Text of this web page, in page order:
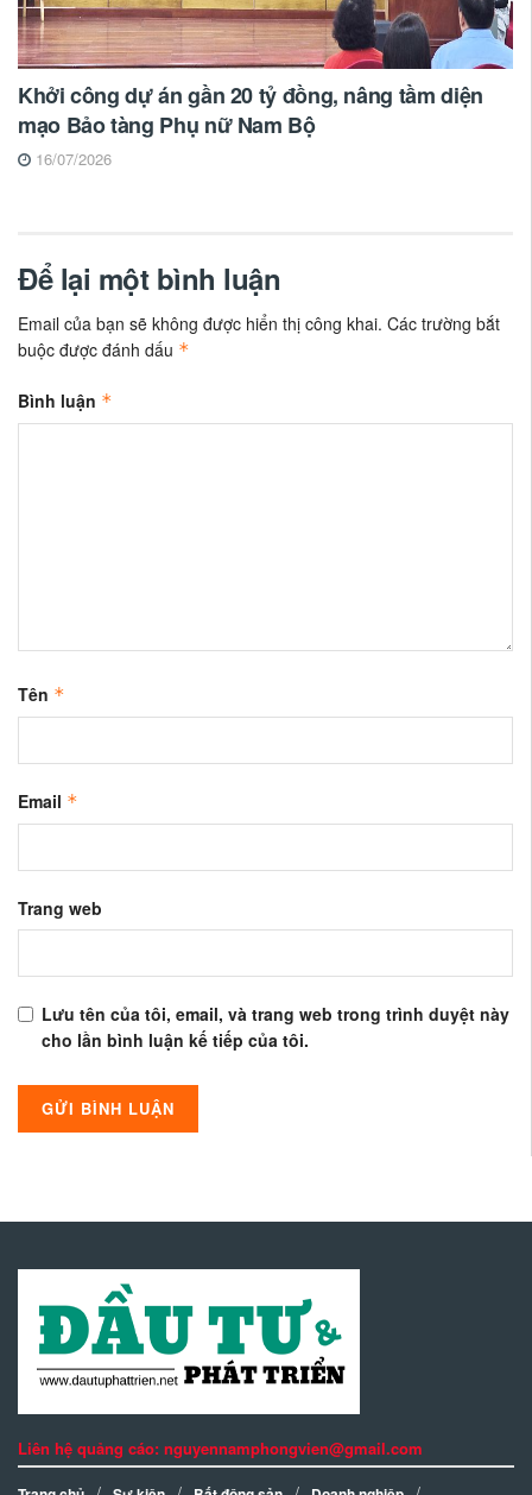
Khởi công dự án gần 20 tỷ đồng, nâng tầm diện
mạo Bảo tàng Phụ nữ Nam Bộ
16/07/2026
Để lại một bình luận
Email của bạn sẽ không được hiển thị công khai. Các trường bắt
buộc được đánh dấu *
Bình luận *
Tên *
Email *
Trang web
Lưu tên của tôi, email, và trang web trong trình duyệt này
cho lần bình luận kế tiếp của tôi.
Liên hệ quảng cáo: nguyennamphongvien@gmail.com